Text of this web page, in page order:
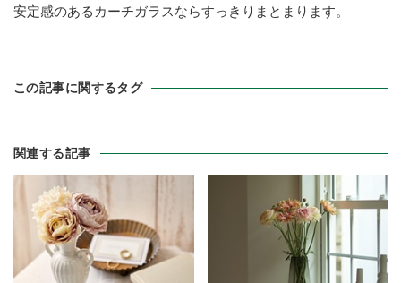
安定感のあるカーチガラスならすっきりまとまります。
この記事に関するタグ
関連する記事